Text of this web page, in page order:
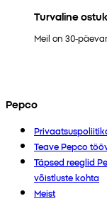
Turvaline
Meil on 30-
Pepco
Teave Pepco
Täpsed reeglid
võistluste kohta
Meist